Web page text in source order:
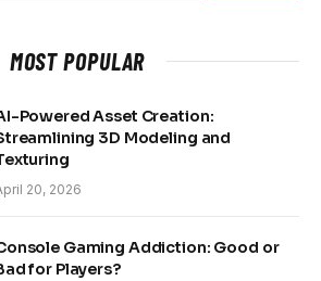
MOST POPULAR
Powered Asset Creation:
3D Modeling and
20, 2026
Gaming Addiction: Good or
for Players?